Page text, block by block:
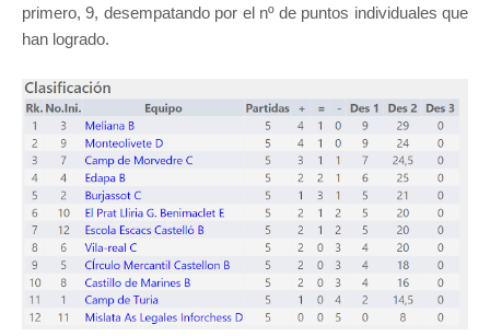
primero, 9, desempatando por el nº de puntos individuales que
han logrado.